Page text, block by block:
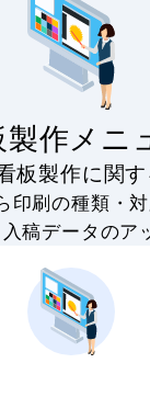
製作メニ
板製作に関す
印刷の種類・
稿データのア